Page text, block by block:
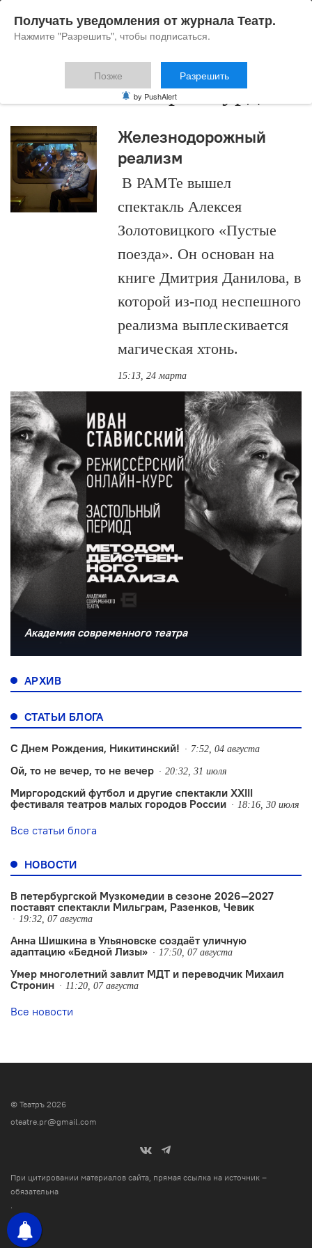
новейший театр абсурда
Железнодорожный
реализм
В РАМТе вышел
спектакль Алексея
Золотовицкого «Пустые
поезда». Он основан на
книге Дмитрия Данилова, в
которой из-под неспешного
реализма выплескивается
магическая хтонь.
15:13, 24 марта
Академия современного театра
АРХИВ
СТАТЬИ БЛОГА
С Днем Рождения, Никитинский! 7:52, 04 августа
Ой, то не вечер, то не вечер 20:32, 31 июля
Миргородский футбол и другие спектакли XXIII
фестиваля театров малых городов России
18:16, 30 июля
Все статьи блога
НОВОСТИ
В петербургской Музкомедии в сезоне 2026—2027
поставят спектакли Мильграм, Разенков, Чевик
19:32, 07 августа
Анна Шишкина в Ульяновске создаëт уличную
адаптацию «Бедной Лизы»
17:50, 07 августа
Умер многолетний завлит МДТ и переводчик Михаил
Стронин
11:20, 07 августа
Все новости
© Театръ 2026
oteatre.pr@gmail.com
При цитировании материалов сайта, прямая ссылка на источник –
обязательна
.
Получать уведомления от журнала Театр.
Нажмите "Разрешить", чтобы подписаться.
Позже Разрешить
by PushAlert